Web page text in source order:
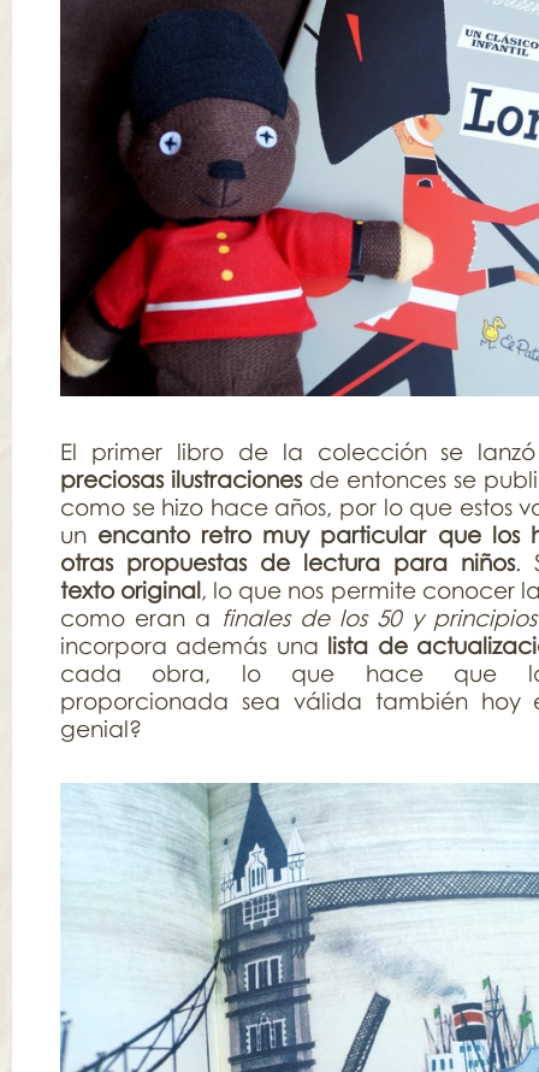
El primer libro de la colección se
preciosas ilustracionesde entonces se
como se hizo hace años, por lo que estos
un encanto retro muy particular que los
otras propuestas de lectura para niños.
texto original, lo que nos permite conocer
como eran a finales de los 50 y
incorpora además una lista de
cada obra, lo que hace que la
proporcionada sea válida también hoy
genial?